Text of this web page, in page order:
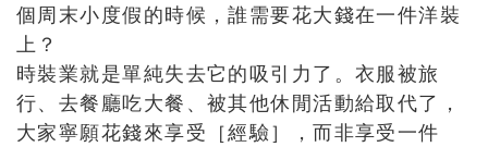
個周末小度假的時候，誰需要花大錢在一件洋裝
上？
時裝業就是單純失去它的吸引力了。衣服被旅
行、去餐廳吃大餐、被其他休閒活動給取代了，
大家寧願花錢來享受［經驗］，而非享受一件